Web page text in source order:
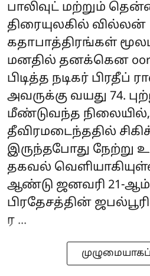
பாலிவுட் மற்றும்
திரையுலகில் வில்லன்
கதாபாத்திரங்கள்
மனதில் தனக்கென
பிடித்த நடிகர் பிரதீப்
அவருக்கு வயது 74.
மீண்டுவந்த நிலையில்,
தீவிரமடைந்ததில்
இருந்தபோது நேற்று
தகவல்
ஆண்டு ஜனவரி 21-ஆம்
பிரதேசத்தின்
ர ...